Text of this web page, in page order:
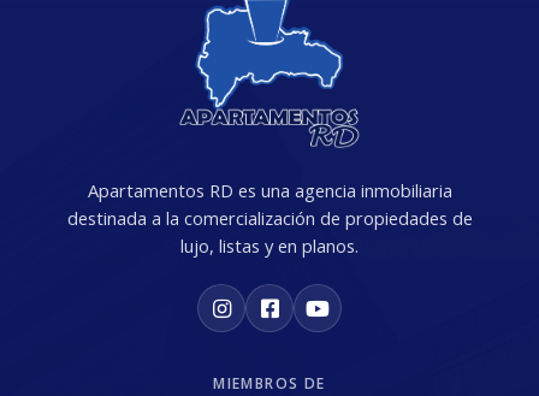
Apartamentos RD es una agencia inmobiliaria
destinada a la comercialización de propiedades de
lujo, listas y en planos.
MIEMBROS DE